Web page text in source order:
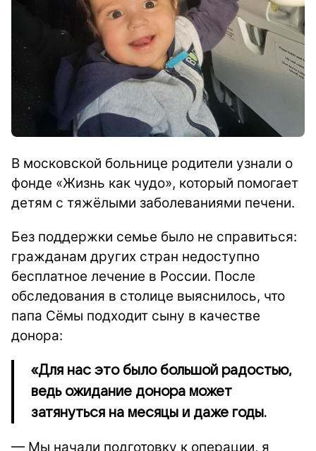
В московской больнице родители узнали о
фонде «Жизнь как чудо», который помогает
детям с тяжёлыми заболеваниями печени.
Без поддержки семье было не справиться:
гражданам других стран недоступно
бесплатное лечение в России. После
обследования в столице выяснилось, что
папа Сёмы подходит сыну в качестве
донора:
«Для нас это было большой радостью,
ведь ожидание донора может
затянуться на месяцы и даже годы.
— Мы начали подготовку к операции, я